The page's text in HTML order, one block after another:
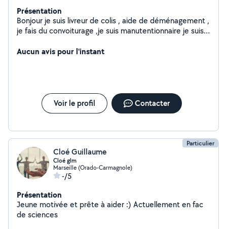
Présentation
Bonjour je suis livreur de colis , aide de déménagement ,
je fais du convoiturage ,je suis manutentionnaire je suis à
Aucun avis pour l'instant
Voir le profil Contacter
Particulier
Cloé Guillaume
Cloé glm
Marseille (Orado-Carmagnole)
-/5
Présentation
Jeune motivée et prête à aider :) Actuellement en fac
de sciences